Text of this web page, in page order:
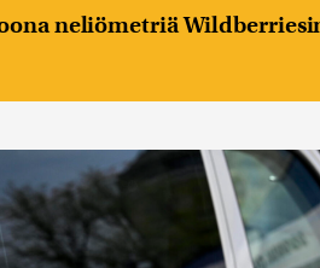
neliömetriä